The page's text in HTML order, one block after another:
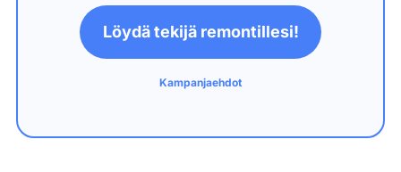
Löydä tekijä remontillesi!
Kampanjaehdot